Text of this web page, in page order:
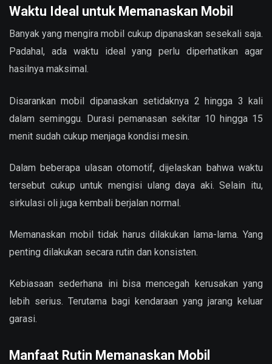
Waktu Ideal untuk Memanaskan Mobil
Banyak yang mengira mobil cukup dipanaskan sesekali saja.
Padahal, ada waktu ideal yang perlu diperhatikan agar
hasilnya maksimal.
Disarankan mobil dipanaskan setidaknya 2 hingga 3 kali
dalam seminggu. Durasi pemanasan sekitar 10 hingga 15
menit sudah cukup menjaga kondisi mesin.
Dalam beberapa ulasan otomotif, dijelaskan bahwa waktu
tersebut cukup untuk mengisi ulang daya aki. Selain itu,
sirkulasi oli juga kembali berjalan normal.
Memanaskan mobil tidak harus dilakukan lama-lama. Yang
penting dilakukan secara rutin dan konsisten.
Kebiasaan sederhana ini bisa mencegah kerusakan yang
lebih serius. Terutama bagi kendaraan yang jarang keluar
garasi.
Manfaat Rutin Memanaskan Mobil